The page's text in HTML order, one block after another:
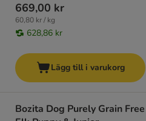
669,00 kr
60,80 kr / kg
628,86 kr
Lägg till i varukorg
Bozita Dog Purely Grain Free